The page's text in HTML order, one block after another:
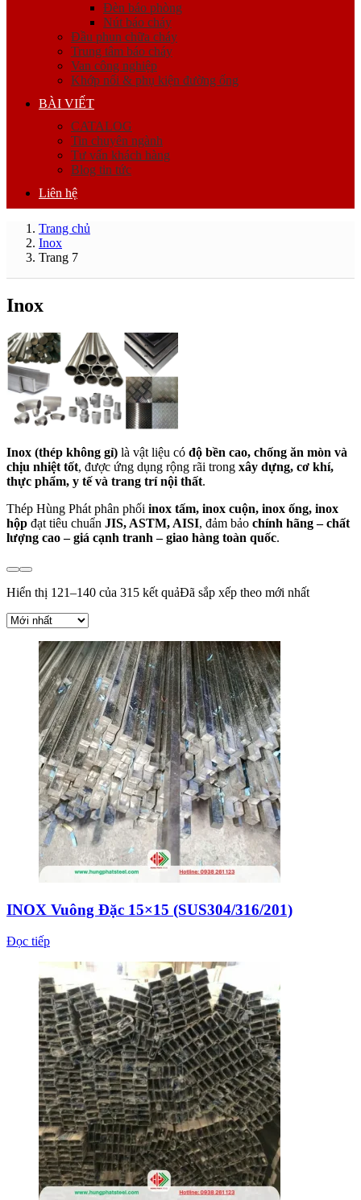
Đèn báo phòng
Nút báo cháy
Đầu phun chữa cháy
Trung tâm báo cháy
Van công nghiệp
Khớp nối & phụ kiện đường ống
BÀI VIẾT
CATALOG
Tin chuyên ngành
Tư vấn khách hàng
Blog tin tức
Liên hệ
Trang chủ
Inox
Trang 7
Inox
Inox (thép không gỉ) là vật liệu có độ bền cao, chống ăn mòn và
chịu nhiệt tốt, được ứng dụng rộng rãi trong xây dựng, cơ khí,
thực phẩm, y tế và trang trí nội thất.
Thép Hùng Phát phân phối inox tấm, inox cuộn, inox ống, inox
hộp đạt tiêu chuẩn JIS, ASTM, AISI, đảm bảo chính hãng – chất
lượng cao – giá cạnh tranh – giao hàng toàn quốc.
Hiển thị 121–140 của 315 kết quảĐã sắp xếp theo mới nhất
INOX Vuông Đặc 15×15 (SUS304/316/201)
Đọc tiếp